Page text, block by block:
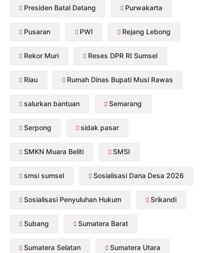
Presiden Batal Datang Purwakarta
Pusaran PWI Rejang Lebong
Rekor Muri Reses DPR RI Sumsel
Riau Rumah Dinas Bupati Musi Rawas
salurkan bantuan Semarang
Serpong sidak pasar
SMKN Muara Beliti SMSI
smsi sumsel Sosialisasi Dana Desa 2026
Sosialisasi Penyuluhan Hukum Srikandi
Subang Sumatera Barat
Sumatera Selatan Sumatera Utara